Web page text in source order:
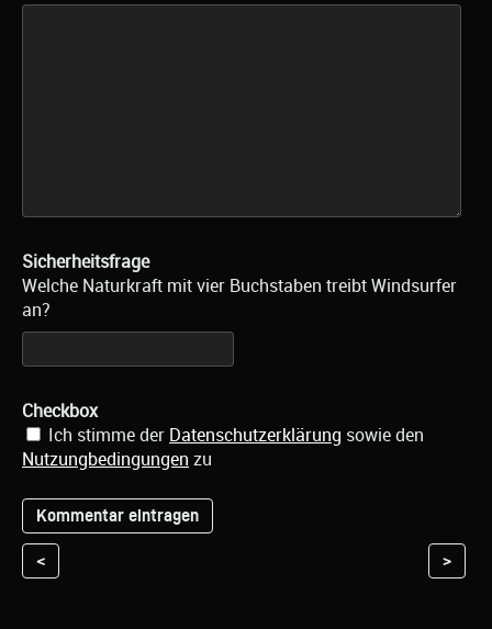
Sicherheitsfrage
Welche Naturkraft mit vier Buchstaben treibt Windsurfer
an?
Checkbox
Ich stimme der Datenschutzerklärung sowie den
Nutzungbedingungen zu
< >